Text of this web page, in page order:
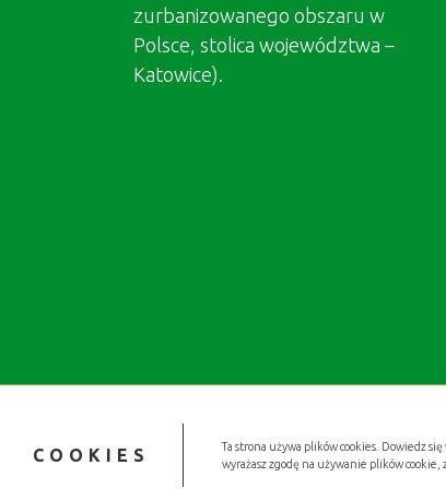
COOKIES
Ta strona używa plików cookies. Dowiedz
wyrażasz zgodę na używanie plików
zurbanizowanego obszaru w
Polsce, stolica województwa –
Katowice).